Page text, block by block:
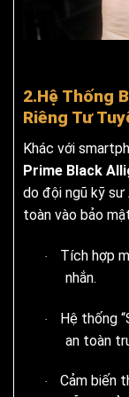
2.Hệ Thống
Riêng Tư
Khác với
Prime Black
do đội ngũ kỹ sư
toàn vào bảo
·
Tích hợp
nhắn.
·
Hệ thống
an toàn
·
Cảm biến